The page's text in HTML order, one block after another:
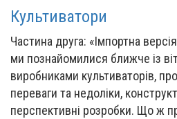
Культиватори
Частина друга: «Імпортна
ми познайомилися ближче із
виробниками культиваторів,
переваги та недоліки,
перспективні розробки. Що ж